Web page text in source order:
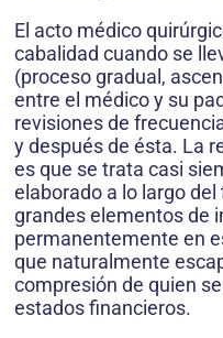
El acto médico
cabalidad cuando se
(proceso gradual,
entre el médico y su
revisiones de
y después de ésta. La
es que se trata casi
elaborado a lo largo
grandes elementos de
permanentemente en
que naturalmente
compresión de quien
estados financieros.